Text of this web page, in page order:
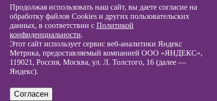
+7 8142 67-23-67
Эл. почта
info@glazunovcons.ru
© 2012 - 2026 Разработка и поддержка сайта ООО «
Продолжая использовать наш сайт, вы даете согласие на
обработку файлов Cookies и других пользовательских
данных, в соответствии с Политикой
конфиденциальности.
Этот сайт использует сервис веб-аналитики Яндекс
Метрика, предоставляемый компанией ООО «ЯНДЕКС»,
119021, Россия, Москва, ул. Л. Толстого, 16 (далее —
Яндекс).
Согласен